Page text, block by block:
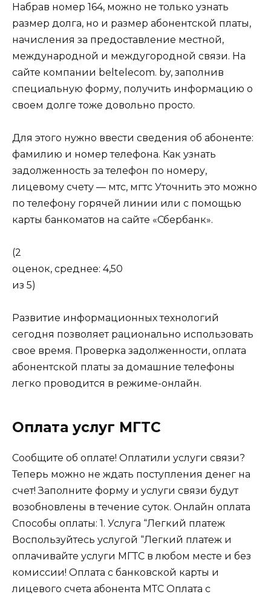
Набрав номер 164, можно не только узнать
размер долга, но и размер абонентской платы,
начисления за предоставление местной,
международной и междугородной связи. На
сайте компании beltelecom. by, заполнив
специальную форму, получить информацию о
своем долге тоже довольно просто.
Для этого нужно ввести сведения об абоненте:
фамилию и номер телефона. Как узнать
задолженность за телефон по номеру,
лицевому счету — мтс, мгтс Уточнить это можно
по телефону горячей линии или с помощью
карты банкоматов на сайте «Сбербанк».
(2
оценок, среднее: 4,50
из 5)
Развитие информационных технологий
сегодня позволяет рационально использовать
свое время. Проверка задолженности, оплата
абонентской платы за домашние телефоны
легко проводится в режиме-онлайн.
Оплата услуг МГТС
Сообщите об оплате! Оплатили услуги связи?
Теперь можно не ждать поступления денег на
счет! Заполните форму и услуги связи будут
возобновлены в течение суток. Онлайн оплата
Способы оплаты: 1. Услуга “Легкий платеж
Воспользуйтесь услугой “Легкий платеж и
оплачивайте услуги МГТС в любом месте и без
комиссии! Оплата с банковской карты и
лицевого счета абонента МТС Оплата с